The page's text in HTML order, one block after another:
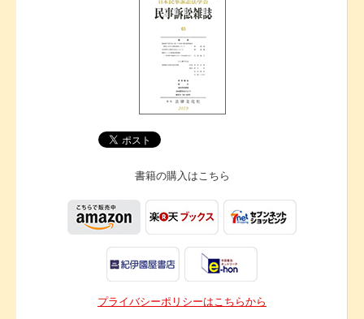
書籍の購入はこちら
プライバシーポリシーはこちらから